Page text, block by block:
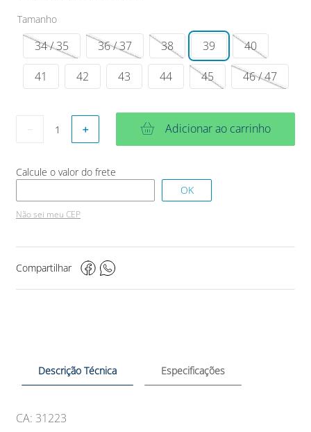
Tamanho
34 / 35 36 / 37 38 39
40
41
42 43 44 45 46 / 47
＋ Adicionar ao carrinho
Não sei meu CEP
Compartilhar
Descrição Técnica Especificações
CA: 31223